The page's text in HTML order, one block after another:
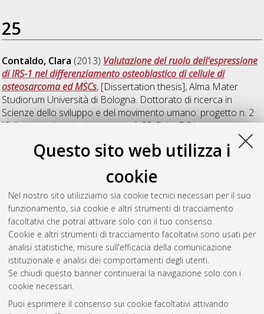
Questo sito web utilizza i
cookie
Nel nostro sito utilizziamo sia cookie tecnici necessari per il suo
funzionamento, sia cookie e altri strumenti di tracciamento
facoltativi che potrai attivare solo con il tuo consenso.
Cookie e altri strumenti di tracciamento facoltativi sono usati per
analisi statistiche, misure sull'efficacia della comunicazione
istituzionale e analisi dei comportamenti degli utenti.
Se chiudi questo banner continuerai la navigazione solo con i
cookie necessari.
Puoi esprimere il consenso sui cookie facoltativi attivando
25
Contaldo, Clara (2013) Valutazione del ruolo dell'espressione
di IRS-1 nel differenziamento osteoblastico di cellule di
osteosarcoma ed MSCs, [Dissertation thesis], Alma Mater
Studiorum Università di Bologna. Dottorato di ricerca in
Scienze dello sviluppo e del movimento umano: progetto n. 2
"Sviluppo e riproduzione umana", 25 Ciclo. DOI
Costa, Roberta(2013) Caratteristiche biologiche e potenziale
applicativo delle cellule staminali derivate da membrane fetali
[Dissertation thesis], Alma Mater Studiorum Università di
Bologna. Dottorato di ricerca inScienze dello sviluppo e del
movimento umano: progetto n. 2 "Sviluppo e riproduzione
umana", 25 Ciclo. DOI 10.6092/unibo/amsdottorato/5757.
Questa lista e' stata generata ilFri Aug 7 20:48:44 2026 CEST
Atom
Rss 1.0